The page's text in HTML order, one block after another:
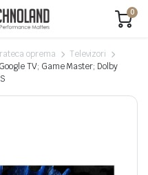
0
oprema
Televizori
TV; Game Master; Dolby